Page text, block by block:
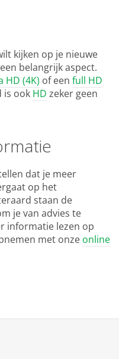
kijken op je nieuwe
belangrijk aspect.
HD (4K) of een full HD
is ook HD zeker geen
dat je meer
op het
staan de
je van advies te
informatie lezen op
met onze online